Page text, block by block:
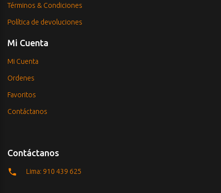
Términos & Condiciones
Política de devoluciones
Mi Cuenta
Mi Cuenta
Ordenes
Favoritos
Contáctanos
Contáctanos
Lima: 910 439 625